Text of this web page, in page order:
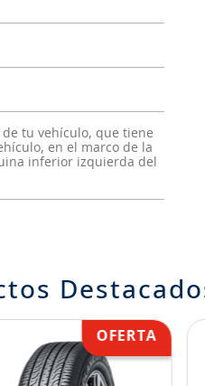
tu vehículo, que tiene
en el marco de la
inferior izquierda del